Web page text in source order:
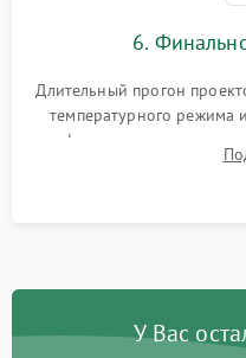
6.
Длительный прогон
температурного режима
фокуса, контрастности
таблицах. Проверка
У Вас